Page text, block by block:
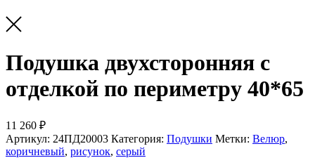
Подушка двухсторонняя с
отделкой по периметру 40*65
11 260 ₽
Артикул: 24ПД20003 Категория: Подушки Метки: Велюр,
коричневый, рисунок, серый